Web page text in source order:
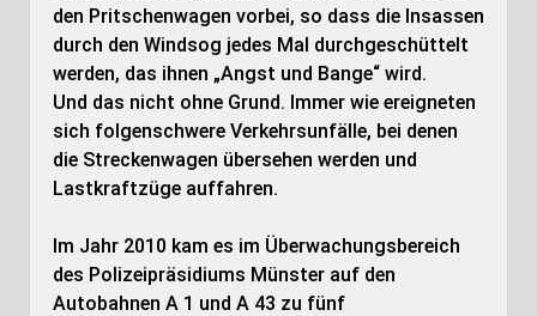
den Pritschenwagen vorbei, so dass die Insassen
durch den Windsog jedes Mal durchgeschüttelt
werden, das ihnen „Angst und Bange“ wird.
Und das nicht ohne Grund. Immer wie ereigneten
sich folgenschwere Verkehrsunfälle, bei denen
die Streckenwagen übersehen werden und
Lastkraftzüge auffahren.
Im Jahr 2010 kam es im Überwachungsbereich
des Polizeipräsidiums Münster auf den
Autobahnen A 1 und A 43 zu fünf